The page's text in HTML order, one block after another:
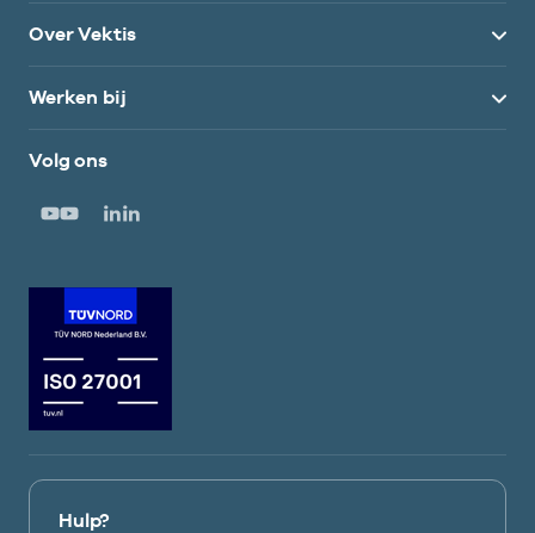
Over Vektis
Werken bij
Volg ons
Hulp?